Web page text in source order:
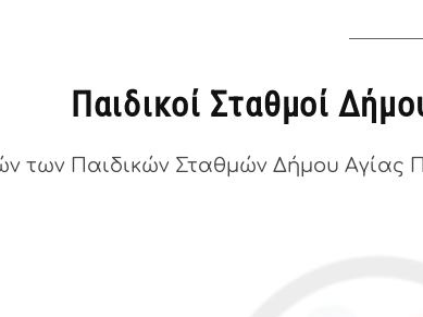
Παιδικοί Σταθμοί
των Παιδικών Σταθμών Δήμου Αγίας